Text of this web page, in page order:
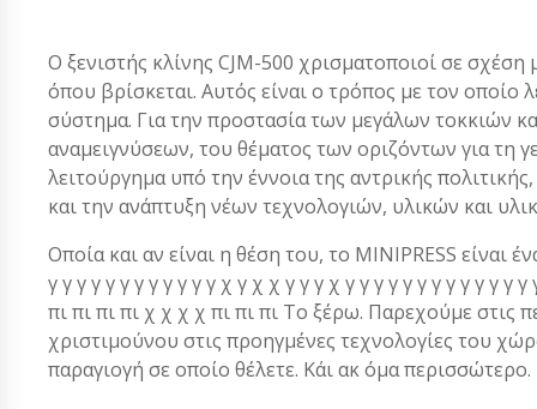
Ο ξενιστής κλίνης CJM-500 χρισματοποιοί σε
όπου βρίσκεται. Αυτός είναι ο τρόπος με τον οποίο
σύστημα. Για την προστασία των μεγάλων τοκκιών
αναμειγνύσεων, του θέματος των οριζόντων για τη
λειτούργημα υπό την έννοια της αντρικής
και την ανάπτυξη νέων τεχνολογιών, υλικών και
Οποία και αν είναι η θέση του, το MINIPRESS είναι
γ γ γ γ γ γ γ γ γ γ γ γ χ γ χ χ γ γ γ χ γ γ γ γ γ γ γ γ γ γ
πι πι πι πι χ χ χ χ πι πι πι Το ξέρω. Παρεχούμε στις
χριστιμούνου στις προηγμένες τεχνολογίες του
παραγιογή σε οποίο θέλετε. Κάι ακ όμα περισσώτερο.